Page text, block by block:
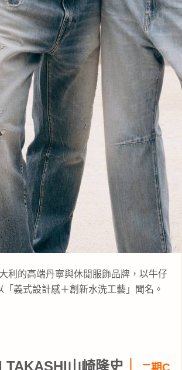
利的高端丹寧與休閒服飾品牌，以牛仔
義式設計感＋創新水洗工藝」聞名。
TAKASHI山崎隆史 二期C